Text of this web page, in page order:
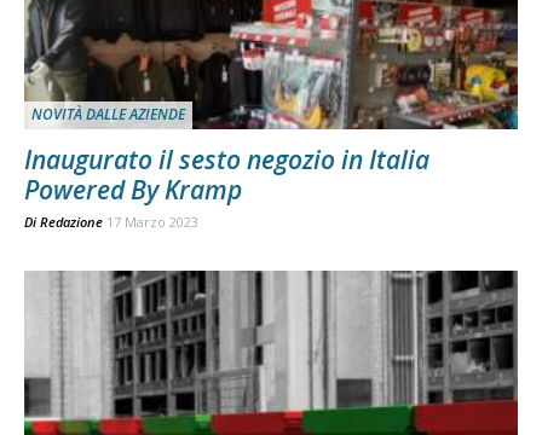
NOVITÀ DALLE AZIENDE
Inaugurato il sesto negozio in Italia
Powered By Kramp
Di Redazione 17 Marzo 2023